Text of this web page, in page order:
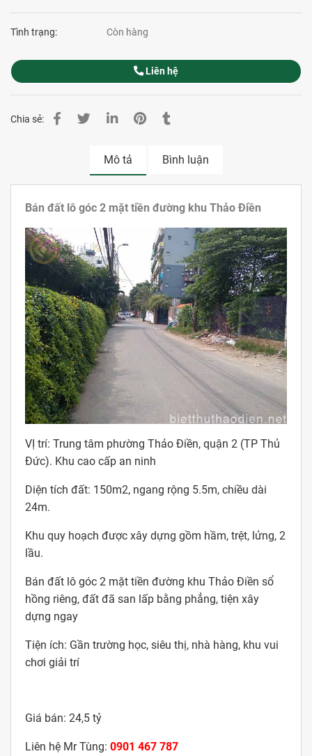
Tình trạng: Còn hàng
Liên hệ
Chia sẻ:
Mô tả Bình luận
Bán đất lô góc 2 mặt tiền đường khu Thảo Điền
VỊ trí: Trung tâm phường Thảo Điền, quận 2 (TP Thủ
Đức). Khu cao cấp an ninh
Diện tích đất: 150m2, ngang rộng 5.5m, chiều dài
24m.
Khu quy hoạch được xây dựng gồm hầm, trệt, lửng, 2
lầu.
Bán đất lô góc 2 mặt tiền đường khu Thảo Điền sổ
hồng riêng, đất đã san lấp bằng phẳng, tiện xây
dựng ngay
Tiện ích: Gần trường học, siêu thị, nhà hàng, khu vui
chơi giải trí
Giá bán: 24,5 tỷ
Liên hệ Mr Tùng: 0901 467 787